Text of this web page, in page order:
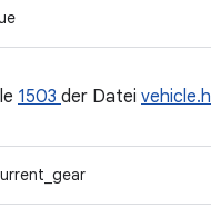
1503 der Datei vehicle.h